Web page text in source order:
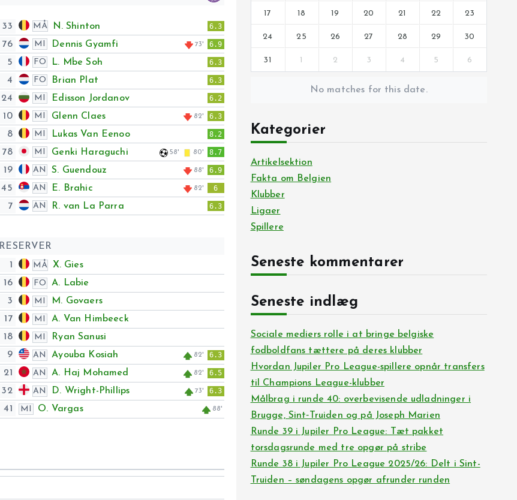
33 MÅ N. Shinton 6.3
76 MI Dennis Gyamfi 73' 6.9
5 FO L. Mbe Soh 6.3
4 FO Brian Plat 6.3
24 MI Edisson Jordanov 6.2
10 MI Glenn Claes 82' 6.3
8 MI Lukas Van Eenoo 8.2
78 MI Genki Haraguchi 58' 80' 8.7
19 AN S. Guendouz 88' 6.9
45 AN E. Brahic 82' 6
7 AN R. van La Parra 6.3
RESERVER
1
MÅ X. Gies
16
FO
A. Labie
3
MI
M. Govaers
17
MI
A. Van Himbeeck
18
MI
Ryan Sanusi
9
AN Ayouba Kosiah 82' 6.3
21 AN A. Haj Mohamed 82' 6.5
32 AN D. Wright-Phillips 73' 6.3
41 MI O. Vargas 88'
17 18 19 20 21 22 23
24 25 26 27 28 29 30
31 1 2 3 4 5 6
No matches for this date.
Kategorier
Artikelsektion
Fakta om Belgien
Klubber
Ligaer
Spillere
Seneste kommentarer
Seneste indlæg
Sociale mediers rolle i at bringe belgiske
fodboldfans tættere på deres klubber
Hvordan Jupiler Pro League-spillere opnår transfers
til Champions League-klubber
Målbrag i runde 40: overbevisende udladninger i
Brugge, Sint‑Truiden og på Joseph Marien
Runde 39 i Jupiler Pro League: Tæt pakket
torsdagsrunde med tre opgør på stribe
Runde 38 i Jupiler Pro League 2025/26: Delt i Sint-
Truiden – søndagens opgør afrunder runden